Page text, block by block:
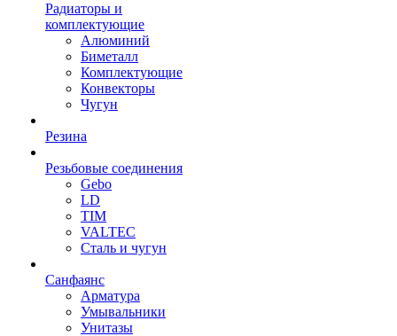
Радиаторы и
комплектующие
Алюминий
Биметалл
Комплектующие
Конвекторы
Чугун
Резина
Резьбовые соединения
Gebo
LD
TIM
VALTEC
Сталь и чугун
Санфаянс
Арматура
Умывальники
Унитазы